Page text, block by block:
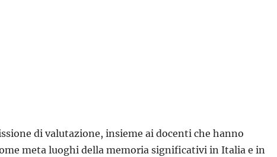
di valutazione, insieme ai docenti che hanno
meta luoghi della memoria significativi in Italia e in